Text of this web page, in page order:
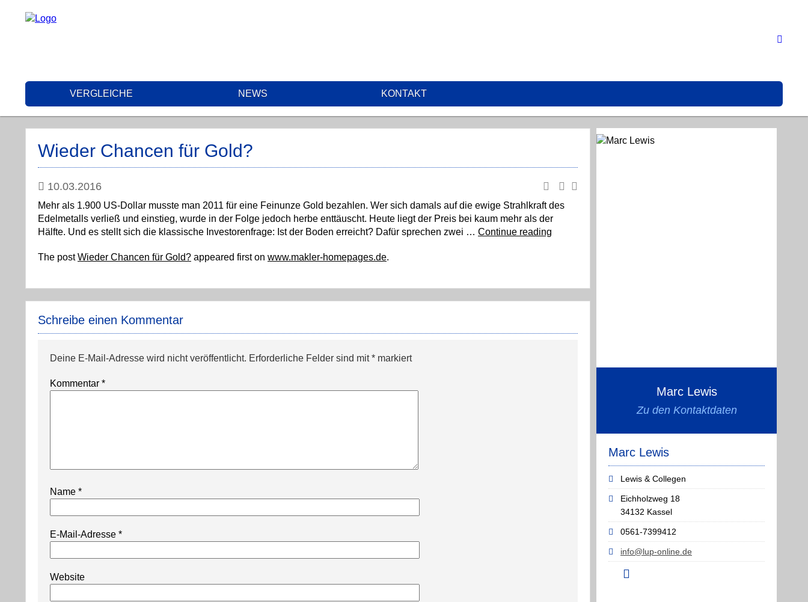
VERGLEICHE NEWS KONTAKT
Marc Lewis
Zu den Kontaktdaten
Marc Lewis
Lewis & Collegen
Eichholzweg 18
34132 Kassel
0561-7399412
info@lup-online.de
Wieder Chancen für Gold?
10.03.2016
Mehr als 1.900 US-Dollar musste man 2011 für eine Feinunze Gold bezahlen. Wer sich damals auf die ewige Strahlkraft des
Edelmetalls verließ und einstieg, wurde in der Folge jedoch herbe enttäuscht. Heute liegt der Preis bei kaum mehr als der
Hälfte. Und es stellt sich die klassische Investorenfrage: Ist der Boden erreicht? Dafür sprechen zwei … Continue reading
The postWieder Chancen für Gold? appeared first on www.makler-homepages.de.
Schreibe einen Kommentar
Deine E-Mail-Adresse wird nicht veröffentlicht. Erforderliche Felder sind mit* markiert
Kommentar *
Name *
E-Mail-Adresse *
Website